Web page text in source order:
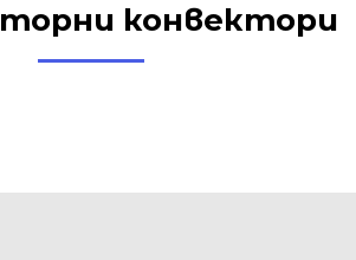
конвектори